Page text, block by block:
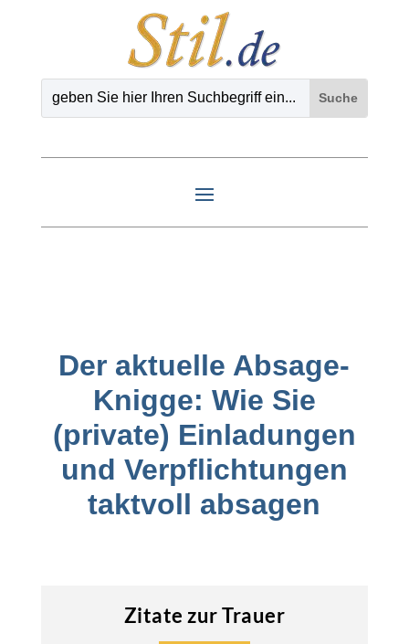
Der aktuelle Absage-
Knigge: Wie Sie
(private) Einladungen
und Verpflichtungen
taktvoll absagen